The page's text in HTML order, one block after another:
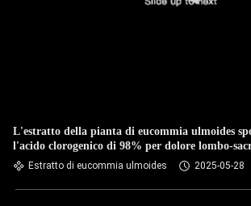
L'estratto della pianta di eucommia ulmoides
l'acido clorogenico di 98% per dolore lombo-
Estratto di eucommia ulmoides 2025-05-28